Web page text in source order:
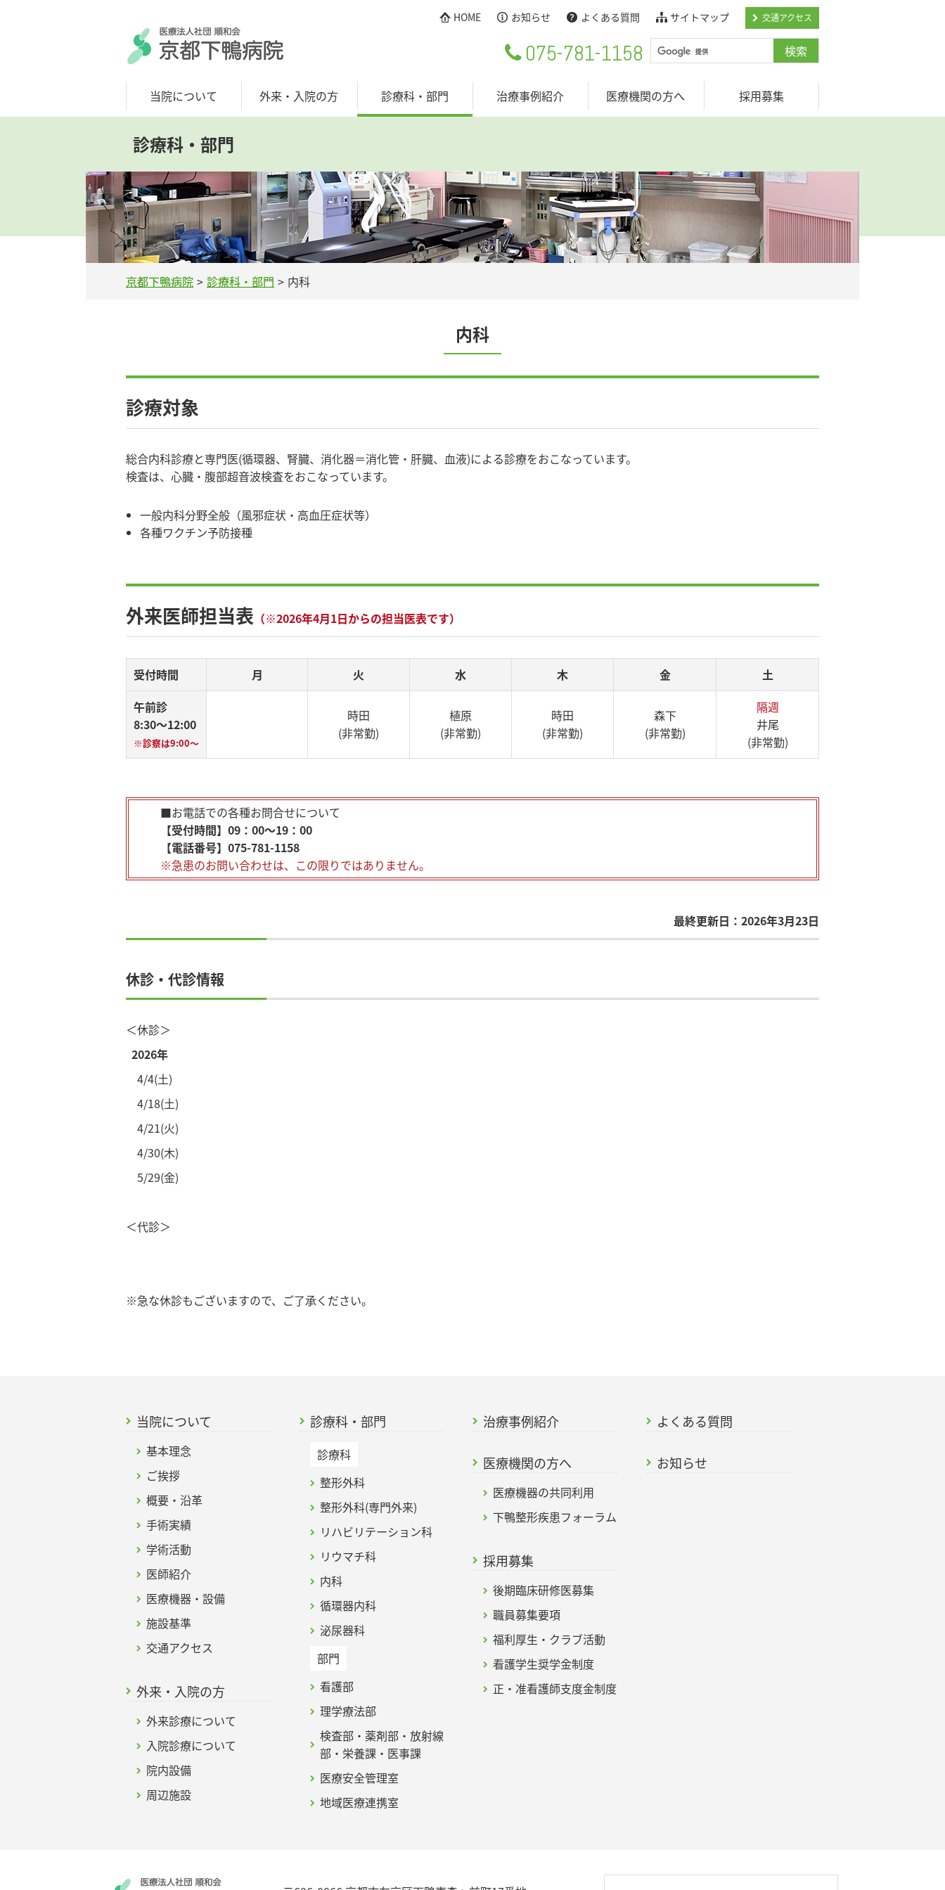
HOME お知らせ よくある質問 サイトマップ 交通アクセス
075-781-1158
当院について 外来・入院の方 診療科・部門 治療事例紹介 医療機関の方へ 採用募集
診療科・部門
京都下鴨病院 診療科・部門 内科
内科
診療対象
総合内科診療と専門医(循環器、腎臓、消化器＝消化管・肝臓、血液)による診療をおこなっています。
検査は、心臓・腹部超音波検査をおこなっています。
一般内科分野全般（風邪症状・高血圧症状等）
各種ワクチン予防接種
外来医師担当表 （※2026年4月1日からの担当医表です）
受付時間 月 火 水 木 金
土
午前診
8:30～12:00
※診察は9:00～
時田
(非常勤)
植原
(非常勤)
時田
(非常勤)
森下
(非常勤)
隔週
井尾
(非常勤)
■お電話での各種お問合せについて
【受付時間】09：00～19：00
【電話番号】075-781-1158
※急患のお問い合わせは、この限りではありません。
最終更新日：2026年3月23日
休診・代診情報
＜休診＞
2026年
4/4(土)
4/18(土)
4/21(火)
4/30(木)
5/29(金)
＜代診＞
※急な休診もございますので、ご了承ください。
当院について
基本理念
ご挨拶
概要・沿革
手術実績
学術活動
医師紹介
医療機器・設備
施設基準
交通アクセス
外来・入院の方
外来診療について
入院診療について
院内設備
周辺施設
診療科・部門
診療科
整形外科
整形外科(専門外来)
リハビリテーション科
リウマチ科
内科
循環器内科
泌尿器科
部門
看護部
理学療法部
検査部・薬剤部・放射線
部・栄養課・医事課
医療安全管理室
地域医療連携室
治療事例紹介
医療機関の方へ
医療機器の共同利用
下鴨整形疾患フォーラム
採用募集
後期臨床研修医募集
職員募集要項
福利厚生・クラブ活動
看護学生奨学金制度
正・准看護師支度金制度
よくある質問
お知らせ